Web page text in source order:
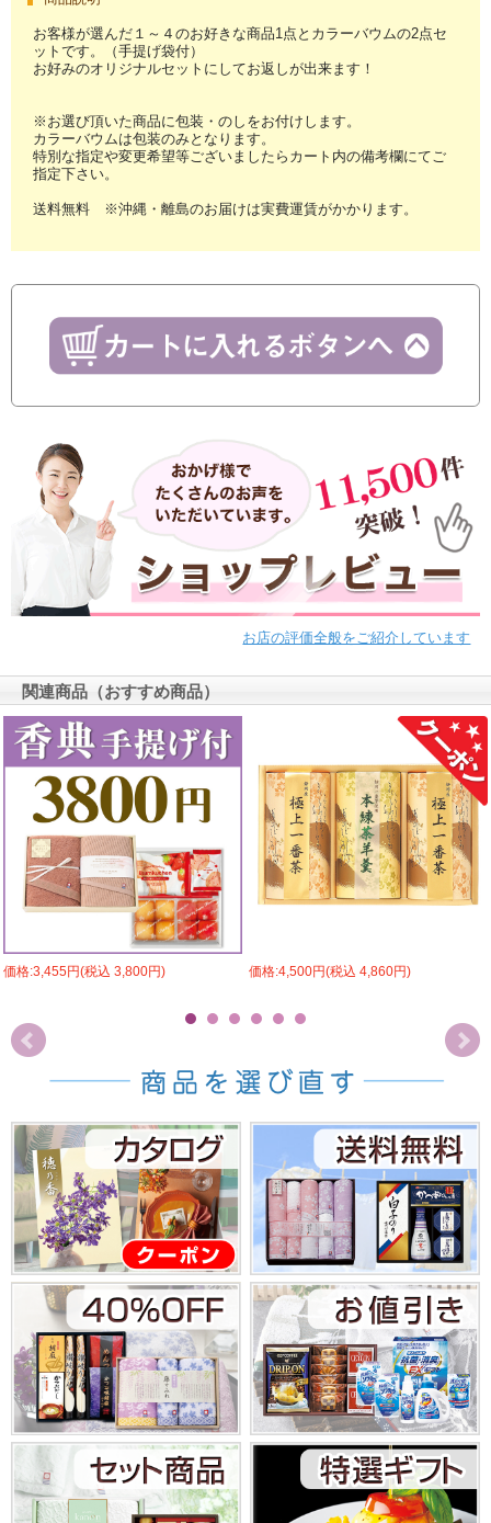
お客様が選んだ１～４のお好きな商品1点とカラーバウムの2点セ
ットです。（手提げ袋付）
お好みのオリジナルセットにしてお返しが出来ます！
※お選び頂いた商品に包装・のしをお付けします。
カラーバウムは包装のみとなります。
特別な指定や変更希望等ございましたらカート内の備考欄にてご
指定下さい。
送料無料 ※沖縄・離島のお届けは実費運賃がかかります。
お店の評価全般をご紹介しています
関連商品（おすすめ商品）
価格:3,455円(税込 3,800円) 価格:4,500円(税込 4,860円)